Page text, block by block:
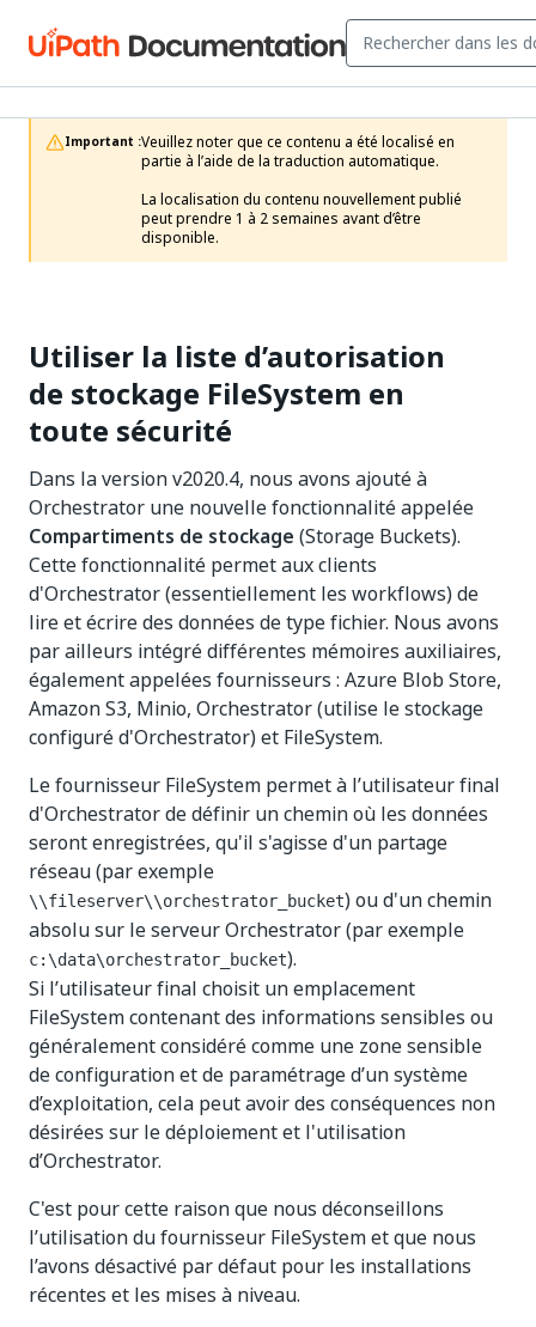
Important :Veuillez noter que ce contenu a été localisé en
partie à l’aide de la traduction automatique.
La localisation du contenu nouvellement publié
peut prendre 1 à 2 semaines avant d’être
disponible.
Utiliser la liste d’autorisation
de stockage FileSystem en
toute sécurité
Dans la version v2020.4, nous avons ajouté à
Orchestrator une nouvelle fonctionnalité appelée
Compartiments de stockage (Storage Buckets).
Cette fonctionnalité permet aux clients
d'Orchestrator (essentiellement les workflows) de
lire et écrire des données de type fichier. Nous avons
par ailleurs intégré différentes mémoires auxiliaires,
également appelées fournisseurs : Azure Blob Store,
Amazon S3, Minio, Orchestrator (utilise le stockage
configuré d'Orchestrator) et FileSystem.
Le fournisseur FileSystem permet à l’utilisateur final
d'Orchestrator de définir un chemin où les données
seront enregistrées, qu'il s'agisse d'un partage
réseau (par exemple
\\fileserver\\orchestrator_bucket) ou d'un chemin
absolu sur le serveur Orchestrator (par exemple
c:\data\orchestrator_bucket).
Si l’utilisateur final choisit un emplacement
FileSystem contenant des informations sensibles ou
généralement considéré comme une zone sensible
de configuration et de paramétrage d’un système
d’exploitation, cela peut avoir des conséquences non
désirées sur le déploiement et l'utilisation
d’Orchestrator.
C'est pour cette raison que nous déconseillons
l’utilisation du fournisseur FileSystem et que nous
l’avons désactivé par défaut pour les installations
récentes et les mises à niveau.